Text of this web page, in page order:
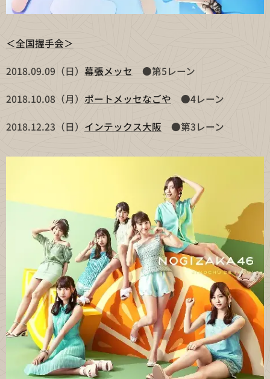
＜全国握手会＞
2018.09.09（日） 幕張メッセ ●第5レーン
2018.10.08（月） ポートメッセなごや ●4レーン
2018.12.23（日） インテックス大阪 ●第3レーン